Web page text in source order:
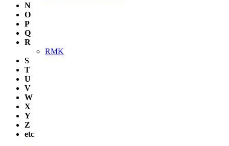
N
O
P
Q
R
RMK
S
T
U
V
W
X
Y
Z
etc